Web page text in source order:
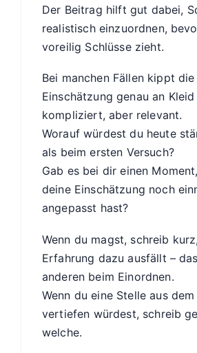
Der Beitrag hilft gut dabei,
realistisch einzuordnen,
voreilig Schlüsse zieht.
Bei manchen Fällen kippt die
Einschätzung genau an
kompliziert, aber relevant.
Worauf würdest du heute
als beim ersten Versuch?
Gab es bei dir einen
deine Einschätzung noch
angepasst hast?
Wenn du magst, schreib
Erfahrung dazu ausfällt –
anderen beim Einordnen.
Wenn du eine Stelle aus
vertiefen würdest, schreib
welche.